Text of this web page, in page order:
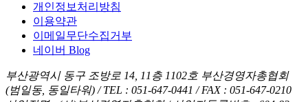
개인정보처리방침
이용약관
이메일무단수집거부
네이버 Blog
부산광역시 동구 조방로 14, 11층 1102호 부산경영자총협회
(범일동, 동일타워) /TEL : 051-647-0441 /FAX : 051-647-0210